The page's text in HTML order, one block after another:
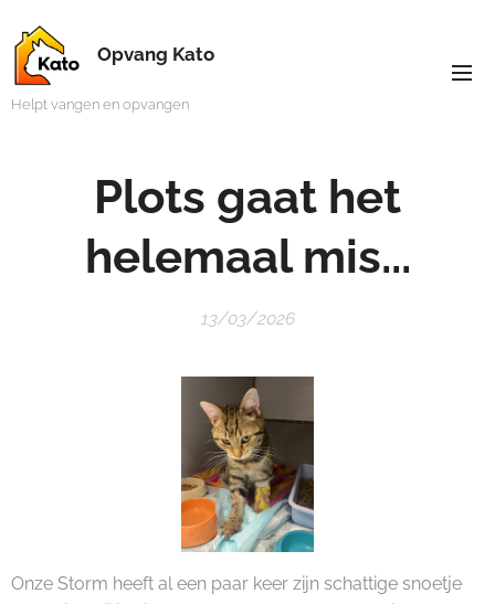
Opvang Kato
Helpt vangen en opvangen
Plots gaat het
helemaal mis...
13/03/2026
Onze Storm heeft al een paar keer zijn schattige snoetje